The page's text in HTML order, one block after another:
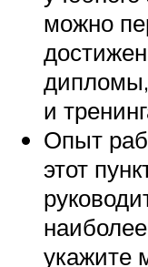
можно
и
Опыт
этот
укажите